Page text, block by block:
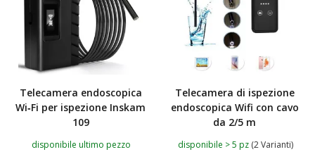
Telecamera endoscopica
Wi‑Fi per ispezione Inskam
109
disponibile ultimo pezzo
Telecamera di ispezione
endoscopica Wifi con cavo
da 2/5 m
disponibile > 5 pz (2 Varianti)